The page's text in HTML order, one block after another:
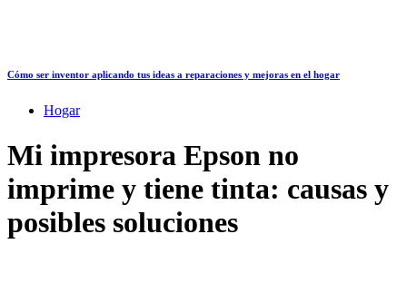
Cómo ser inventor aplicando tus ideas a reparaciones y mejoras en el hogar
Hogar
Mi impresora Epson no
imprime y tiene tinta: causas y
posibles soluciones